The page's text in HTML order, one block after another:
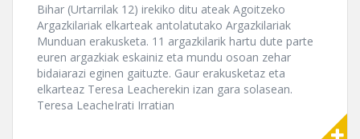
Bihar (Urtarrilak 12) irekiko ditu ateak Agoitzeko
Argazkilariak elkarteak antolatutako Argazkilariak
Munduan erakusketa. 11 argazkilarik hartu dute parte
euren argazkiak eskainiz eta mundu osoan zehar
bidaiarazi eginen gaituzte. Gaur erakusketaz eta
elkarteaz Teresa Leacherekin izan gara solasean.
Teresa LeacheIrati Irratian